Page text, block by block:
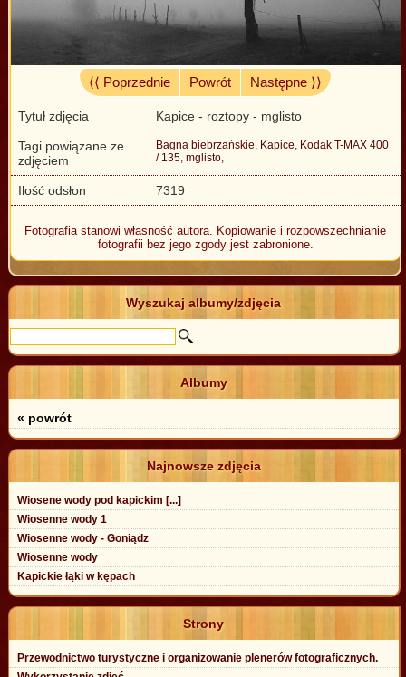
⟨⟨ Poprzednie Powrót Następne ⟩⟩
Tytuł zdjęcia Kapice - roztopy - mglisto
Tagi powiązane ze
zdjęciem
Bagna biebrzańskie, Kapice, Kodak T-MAX 400
/ 135, mglisto,
Ilość odsłon 7319
Fotografia stanowi własność autora. Kopiowanie i rozpowszechnianie
fotografii bez jego zgody jest zabronione.
Wyszukaj albumy/zdjęcia
Albumy
« powrót
Najnowsze zdjęcia
Wiosene wody pod kapickim [...]
Wiosenne wody 1
Wiosenne wody - Goniądz
Wiosenne wody
Kapickie łąki w kępach
Strony
Przewodnictwo turystyczne i organizowanie plenerów fotograficznych.